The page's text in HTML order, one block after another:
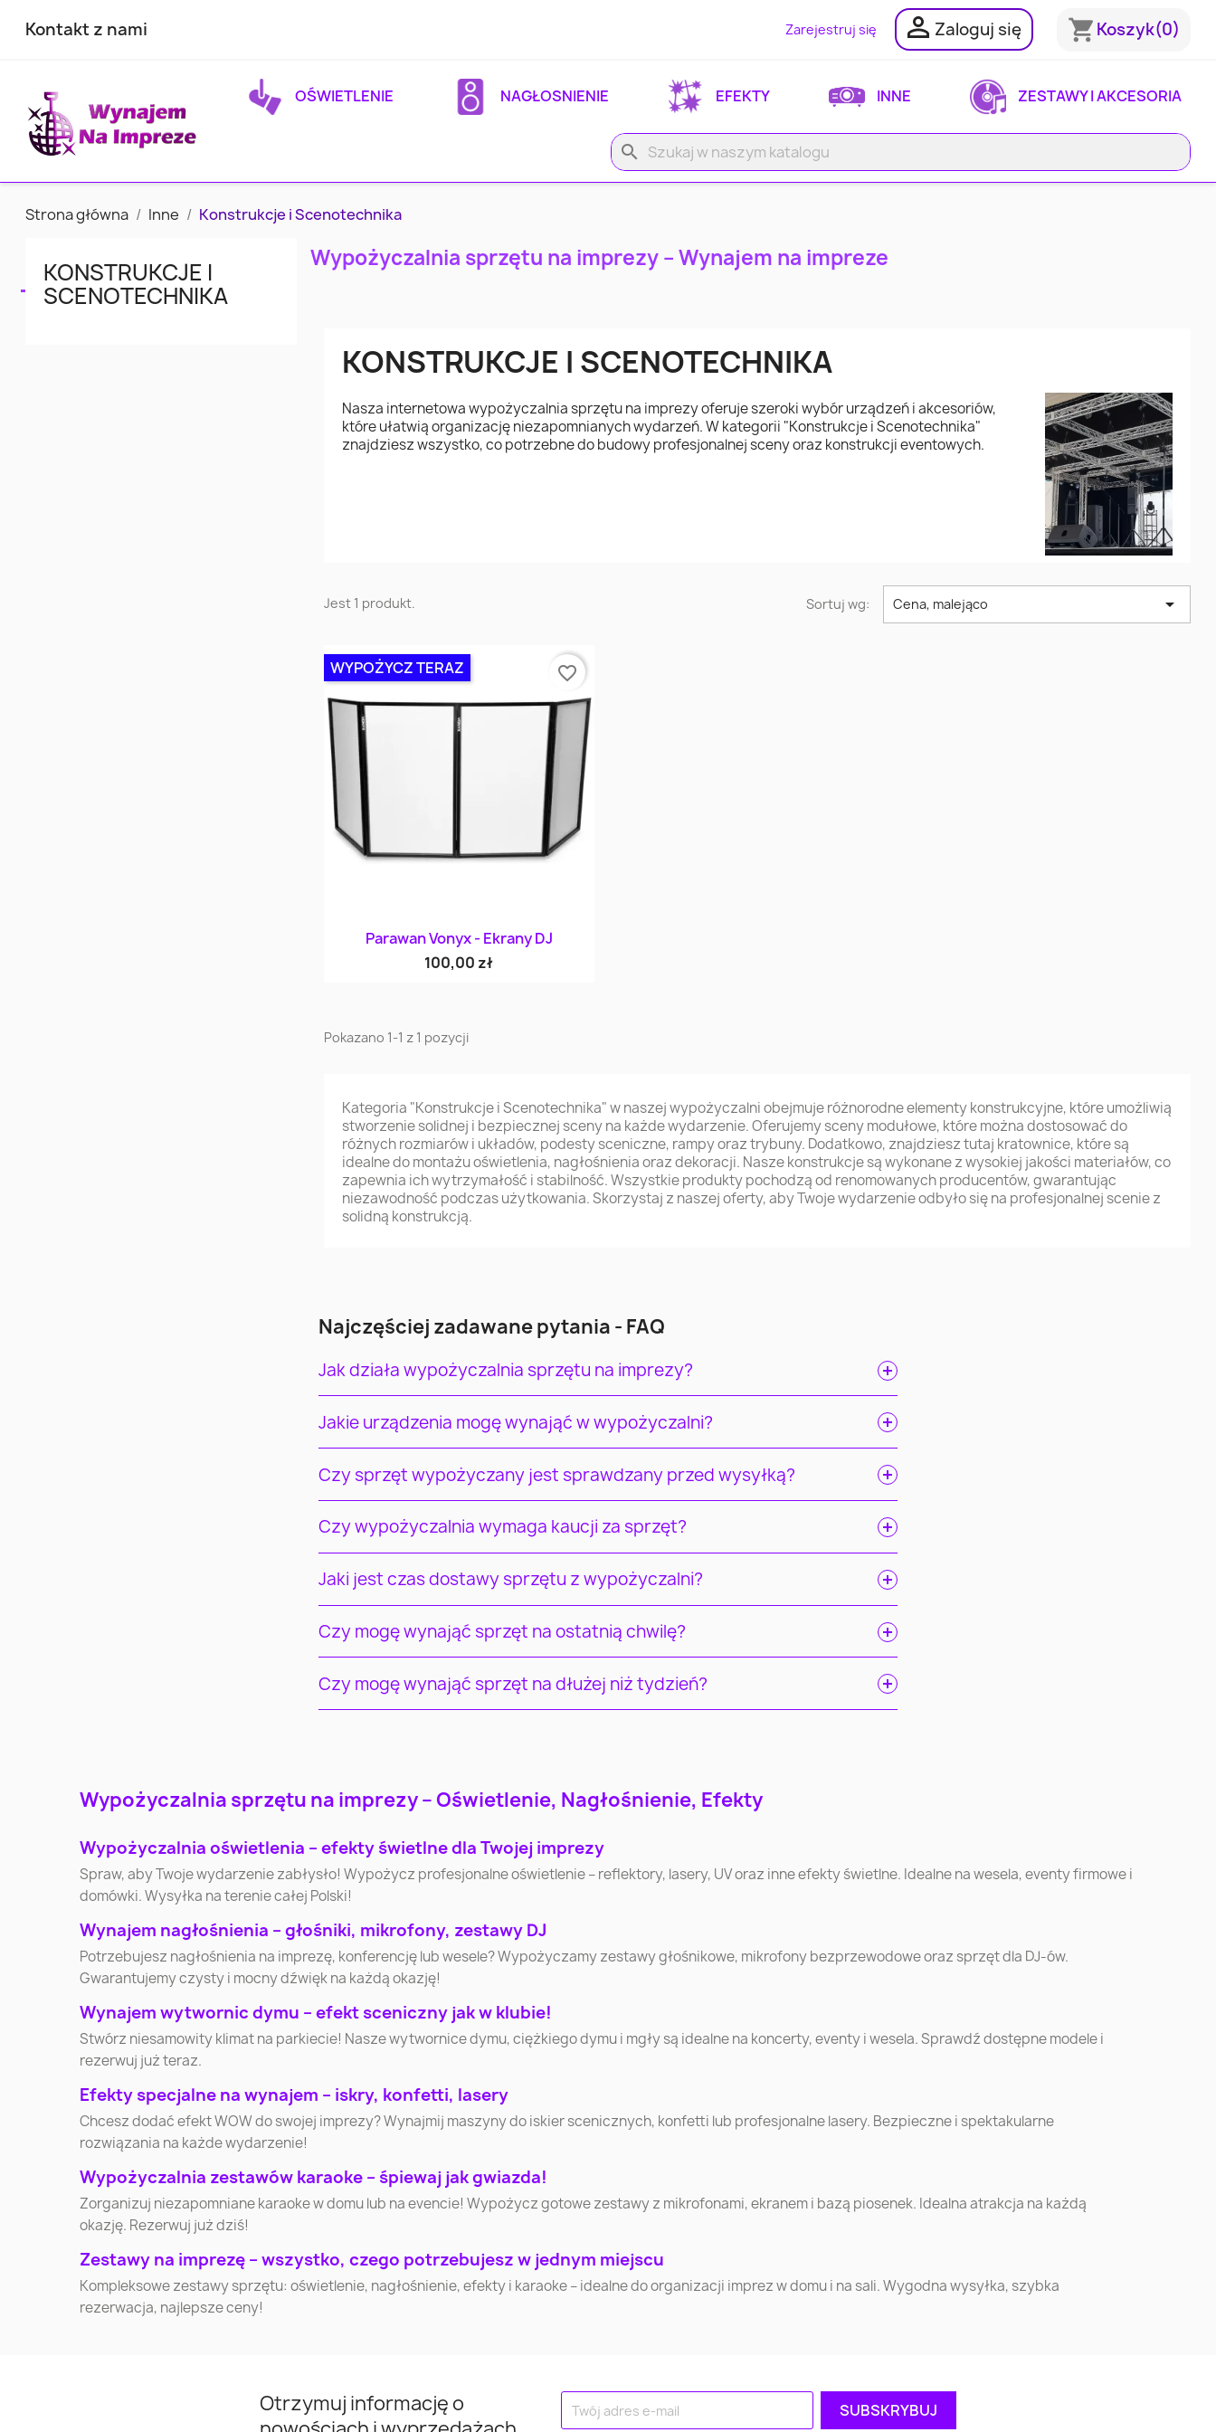
Kontakt z nami Zarejestruj się  Zaloguj się shopping_cart Koszyk(0)
OŚWIETLENIE NAGŁOSNIENIE EFEKTY INNE ZESTAWY I AKCESORIA
search
Strona główna Inne Konstrukcje i Scenotechnika
KONSTRUKCJE I
SCENOTECHNIKA
Wypożyczalnia sprzętu na imprezy – Wynajem na impreze
KONSTRUKCJE I SCENOTECHNIKA
Nasza internetowa wypożyczalnia sprzętu na imprezy oferuje szeroki wybór urządzeń i akcesoriów,
które ułatwią organizację niezapomnianych wydarzeń. W kategorii "Konstrukcje i Scenotechnika"
znajdziesz wszystko, co potrzebne do budowy profesjonalnej sceny oraz konstrukcji eventowych.
Jest 1 produkt. Sortuj wg: Cena, malejąco 
Szybki podgląd
Parawan Vonyx - Ekrany DJ
100,00 zł
WYPOŻYCZ TERAZ favorite_border
Pokazano 1-1 z 1 pozycji
Kategoria "Konstrukcje i Scenotechnika" w naszej wypożyczalni obejmuje różnorodne elementy konstrukcyjne, które umożliwią
stworzenie solidnej i bezpiecznej sceny na każde wydarzenie. Oferujemy sceny modułowe, które można dostosować do
różnych rozmiarów i układów, podesty sceniczne, rampy oraz trybuny. Dodatkowo, znajdziesz tutaj kratownice, które są
idealne do montażu oświetlenia, nagłośnienia oraz dekoracji. Nasze konstrukcje są wykonane z wysokiej jakości materiałów, co
zapewnia ich wytrzymałość i stabilność. Wszystkie produkty pochodzą od renomowanych producentów, gwarantując
niezawodność podczas użytkowania. Skorzystaj z naszej oferty, aby Twoje wydarzenie odbyło się na profesjonalnej scenie z
solidną konstrukcją.
Najczęściej zadawane pytania - FAQ
Jak działa wypożyczalnia sprzętu na imprezy?
Jakie urządzenia mogę wynająć w wypożyczalni?
Czy sprzęt wypożyczany jest sprawdzany przed wysyłką?
Czy wypożyczalnia wymaga kaucji za sprzęt?
Jaki jest czas dostawy sprzętu z wypożyczalni?
Czy mogę wynająć sprzęt na ostatnią chwilę?
Czy mogę wynająć sprzęt na dłużej niż tydzień?
Wypożyczalnia sprzętu na imprezy – Oświetlenie, Nagłośnienie, Efekty
Wypożyczalnia oświetlenia – efekty świetlne dla Twojej imprezy
Spraw, aby Twoje wydarzenie zabłysło! Wypożycz profesjonalne oświetlenie – reflektory, lasery, UV oraz inne efekty świetlne. Idealne na wesela, eventy firmowe i
domówki. Wysyłka na terenie całej Polski!
Wynajem nagłośnienia – głośniki, mikrofony, zestawy DJ
Potrzebujesz nagłośnienia na imprezę, konferencję lub wesele? Wypożyczamy zestawy głośnikowe, mikrofony bezprzewodowe oraz sprzęt dla DJ-ów.
Gwarantujemy czysty i mocny dźwięk na każdą okazję!
Wynajem wytwornic dymu – efekt sceniczny jak w klubie!
Stwórz niesamowity klimat na parkiecie! Nasze wytwornice dymu, ciężkiego dymu i mgły są idealne na koncerty, eventy i wesela. Sprawdź dostępne modele i
rezerwuj już teraz.
Efekty specjalne na wynajem – iskry, konfetti, lasery
Chcesz dodać efekt WOW do swojej imprezy? Wynajmij maszyny do iskier scenicznych, konfetti lub profesjonalne lasery. Bezpieczne i spektakularne
rozwiązania na każde wydarzenie!
Wypożyczalnia zestawów karaoke – śpiewaj jak gwiazda!
Zorganizuj niezapomniane karaoke w domu lub na evencie! Wypożycz gotowe zestawy z mikrofonami, ekranem i bazą piosenek. Idealna atrakcja na każdą
okazję. Rezerwuj już dziś!
Zestawy na imprezę – wszystko, czego potrzebujesz w jednym miejscu
Kompleksowe zestawy sprzętu: oświetlenie, nagłośnienie, efekty i karaoke – idealne do organizacji imprez w domu i na sali. Wygodna wysyłka, szybka
rezerwacja, najlepsze ceny!
Otrzymuj informację o